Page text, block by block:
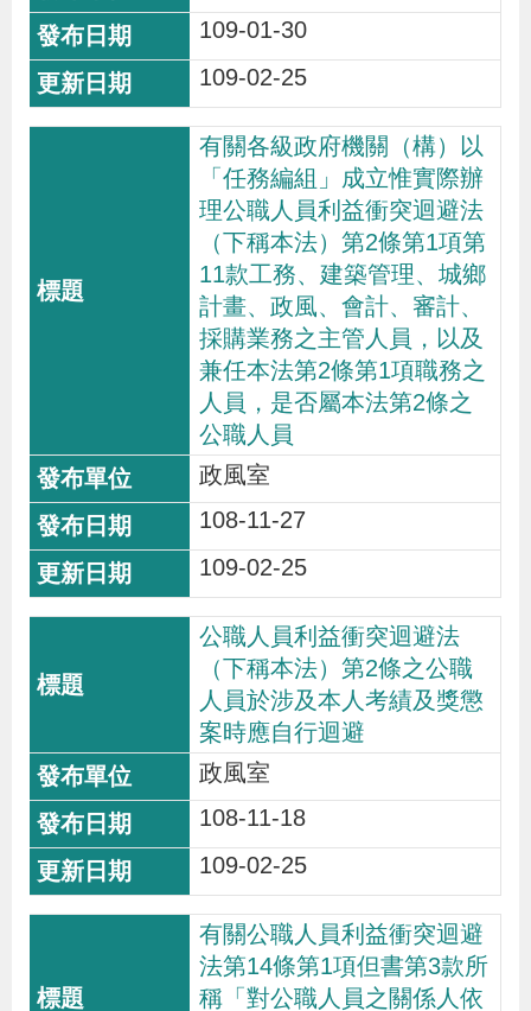
網
站
民
意
文
字
統
計
E
n
回
首
R
S
及
資
訊
安
全
策
府
網
站
資
料
放
109-01-30
109-02-25
有關各級政府機關（構）以
「任務編組」成立惟實際辦
理公職人員利益衝突迴避法
（下稱本法）第2條第1項第
11款工務、建築管理、城鄉
計畫、政風、會計、審計、
採購業務之主管人員，以及
兼任本法第2條第1項職務之
人員，是否屬本法第2條之
公職人員
政風室
108-11-27
109-02-25
公職人員利益衝突迴避法
（下稱本法）第2條之公職
人員於涉及本人考績及獎懲
案時應自行迴避
政風室
108-11-18
109-02-25
有關公職人員利益衝突迴避
法第14條第1項但書第3款所
稱「對公職人員之關係人依